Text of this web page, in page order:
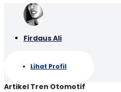
Firdaus Ali
Lihat Profil
Artikel Tren Otomotif